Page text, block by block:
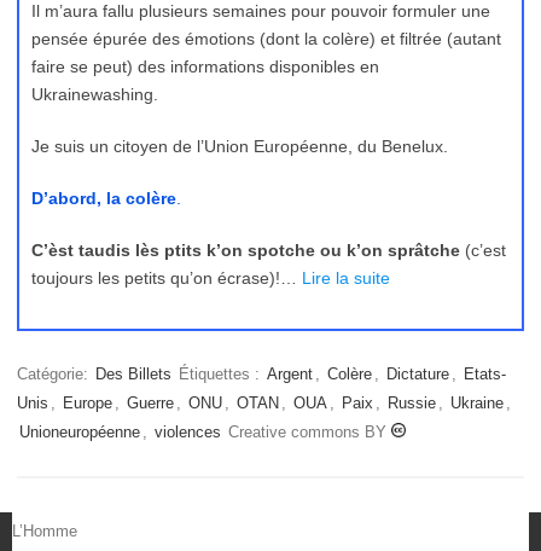
Il m’aura fallu plusieurs semaines pour pouvoir formuler une
pensée épurée des émotions (dont la colère) et filtrée (autant
faire se peut) des informations disponibles en
Ukrainewashing.
Je suis un citoyen de l’Union Européenne, du Benelux.
D’abord, la colère
C’èst taudis lès ptits k’on spotche ou k’on sprâtche (c’est
toujours les petits qu’on écrase)!… Lire la suite
Catégorie: Des Billets Étiquettes : Argent Colère Dictature
Etats-
Unis
Europe Guerre ONU OTAN OUA Paix Russie Ukraine
Unioneuropéenne
violences Creative commons BY
L’Homme